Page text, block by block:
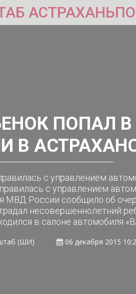
ПОПАЛ
В
с управлением
с управлением
МВД России сообщило об
несовершеннолетний
в салоне автомобиля
(ШИ) 06 декабря 2015